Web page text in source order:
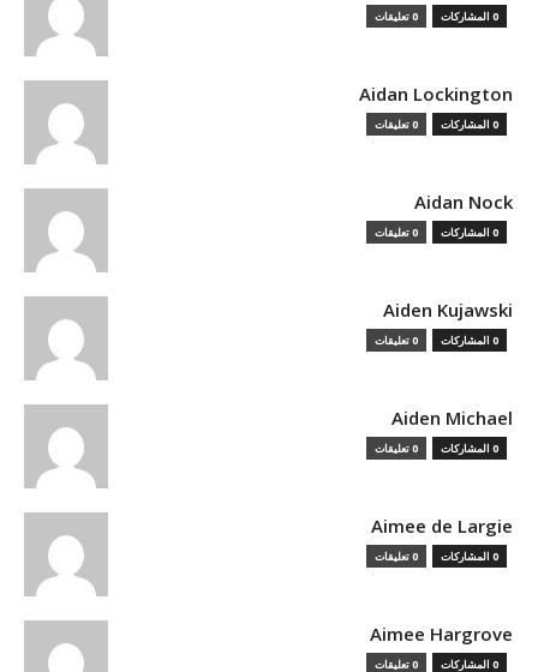
0 المشاركات 0 تعليقات
Aidan Lockington
0 المشاركات 0 تعليقات
Aidan Nock
0 المشاركات 0 تعليقات
Aiden Kujawski
0 المشاركات 0 تعليقات
Aiden Michael
0 المشاركات 0 تعليقات
Aimee de Largie
0 المشاركات 0 تعليقات
Aimee Hargrove
0 المشاركات 0 تعليقات